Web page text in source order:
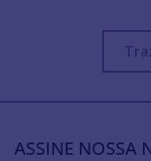
ASSINE NOSSA